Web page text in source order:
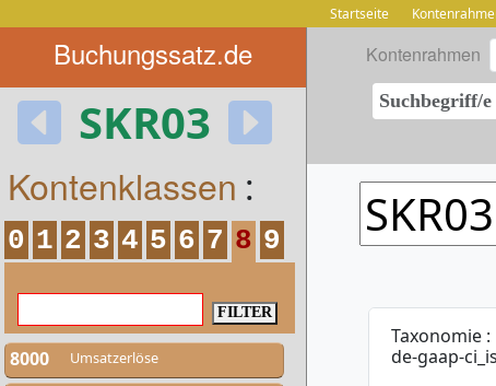
Startseite
Buchungssatz.de
SKR03
Kontenrahmen
Kontenklassen :
0 1 2 3 4 5 6 7 8 9
8000 Umsatzerlöse
Taxonomie :
de-gaap-